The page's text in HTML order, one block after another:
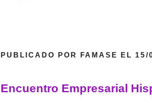
PUBLICADO POR FAMASE EL 15/
Encuentro Empresarial